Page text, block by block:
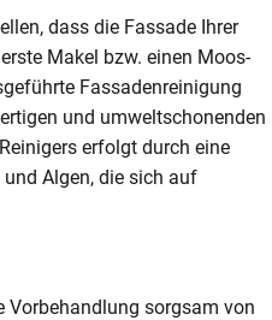
dass die Fassade Ihrer
Makel bzw. einen Moos-
Fassadenreinigung
und umweltschonenden
erfolgt durch eine
Algen, die sich auf
Vorbehandlung sorgsam von